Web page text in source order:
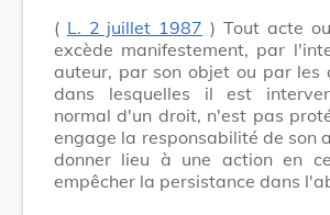
( L. 2 juillet 1987 ) Tout acte
excède manifestement, par
auteur, par son objet ou par les
dans lesquelles il est
normal d'un droit, n'est pas
engage la responsabilité de son
donner lieu à une action en
empêcher la persistance dans